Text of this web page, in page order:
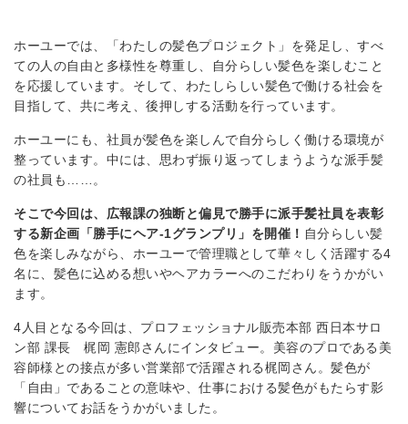
ホーユーでは、「わたしの髪色プロジェクト」を発足し、すべ
ての人の自由と多様性を尊重し、自分らしい髪色を楽しむこと
を応援しています。そして、わたしらしい髪色で働ける社会を
目指して、共に考え、後押しする活動を行っています。
ホーユーにも、社員が髪色を楽しんで自分らしく働ける環境が
整っています。中には、思わず振り返ってしまうような派手髪
の社員も……。
そこで今回は、広報課の独断と偏見で勝手に派手髪社員を表彰
する新企画「勝手にヘア-1グランプリ」を開催！ 自分らしい髪
色を楽しみながら、ホーユーで管理職として華々しく活躍する4
名に、髪色に込める想いやヘアカラーへのこだわりをうかがい
ます。
4人目となる今回は、プロフェッショナル販売本部 西日本サロ
ン部 課長 梶岡 憲郎さんにインタビュー。美容のプロである美
容師様との接点が多い営業部で活躍される梶岡さん。髪色が
「自由」であることの意味や、仕事における髪色がもたらす影
響についてお話をうかがいました。